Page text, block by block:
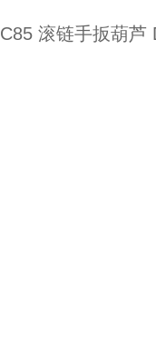
C85 滚链手扳葫芦